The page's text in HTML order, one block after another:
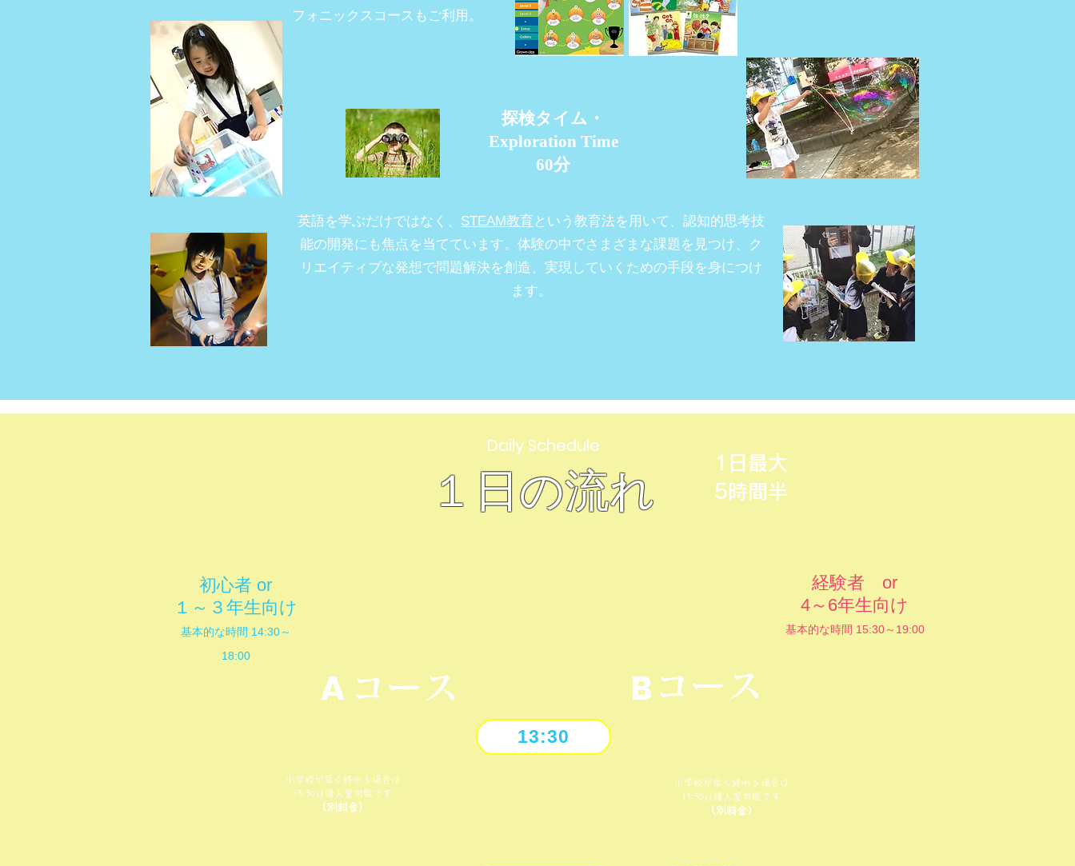
フォニックスコースもご利用。
探検タイム・
Exploration Time
60分
英語を学ぶだけではなく、 STEAM教育という教育法を用いて、認知的思考技
能の開発にも焦点を当てています。体験の中でさまざまな課題を見つけ、ク
リエイティブな発想で問題解決を創造、実現していくための手段を身につけ
ます。
Daily Schedule
１日の流れ
1日最大
5時間半
A コース
小学校が早く終わる場合は
13:30以降入室可能です
（別料金）
コース
B
小学校が早く終わる場合は
13:30以降入室可能です
（別料金）
13:30
経験者 or
4～6年生向け
基本的な時間 15:30～19:00
初心者 or
１～３年生向け
基本的な時間 14:30～
18:00